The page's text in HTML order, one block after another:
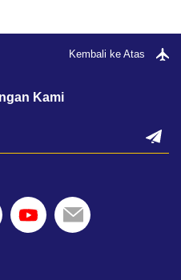
Kembali ke Atas
Kami